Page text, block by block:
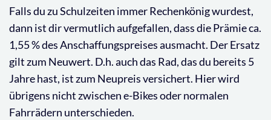
Falls du zu Schulzeiten immer Rechenkönig wurdest,
dann ist dir vermutlich aufgefallen, dass die Prämie ca.
1,55 % des Anschaffungspreises ausmacht. Der Ersatz
gilt zum Neuwert. D.h. auch das Rad, das du bereits 5
Jahre hast, ist zum Neupreis versichert. Hier wird
übrigens nicht zwischen e-Bikes oder normalen
Fahrrädern unterschieden.